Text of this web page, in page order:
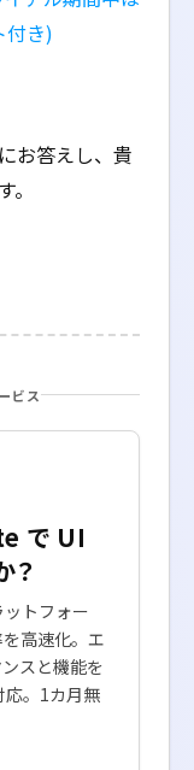
付き)
お答えし、貴
ビス
で UI
？
トフォー
高速化。エ
スと機能を
応。1カ月無